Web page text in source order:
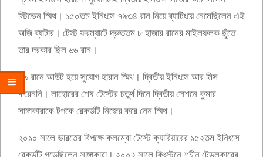
স্টিভেন স্মিথ। ১৫০তম ইনিংসে ৭৯৩৪ রান নিয়ে ব্যাটিংয়ে নেমেছিলেন এই
অজি ব্যাটার। টেস্ট ফরম্যাটে দ্রুততম ৮ হাজার রানের মাইলফলক ছুঁতে
তার দরকার ছিল ৬৬ রান।
৫৯ রানে আউট হয়ে সুযোগ হারান স্মিথ। দ্বিতীয় ইনিংসে আর মিস
করেননি। লাহোরের শেষ টেস্টের চতুর্থ দিনে দ্বিতীয় সেশনে কুমার
সাঙ্গাকারাকে টপকে রেকর্ডটি নিজের করে নেন স্মিথ।
২০১০ সালে ভারতের বিপক্ষে কলম্বো টেস্টে ক্যারিয়ারের ১৫২তম ইনিংসে
রেকর্ডটি গড়েছিলেন সাঙ্গাকারা। ২০০২ সালে কিংস্টনে শচীন টেন্ডুলকারের